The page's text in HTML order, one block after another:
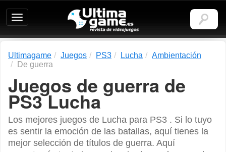
Ultimagame:
Revista
de
Ultimagame Juegos PS3 Lucha
Ambientación
De guerra
Juegos de guerra de
PS3 Lucha
Los mejores juegos de Lucha para PS3 . Si lo tuyo
es sentir la emoción de las batallas, aquí tienes la
mejor selección de títulos de guerra. Aquí